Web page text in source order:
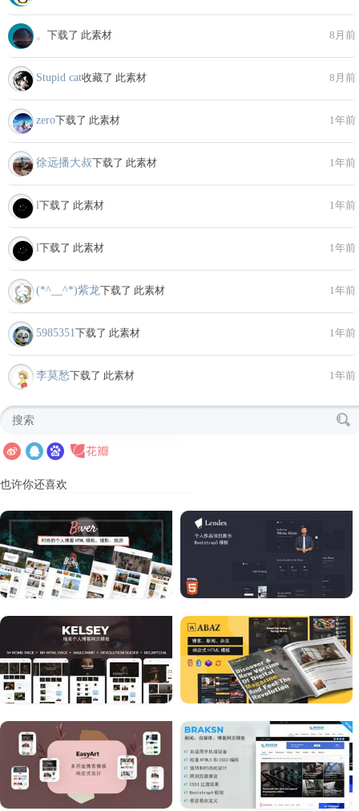
。 下载了 此素材 8月前
Stupid cat收藏了 此素材 8月前
zero下载了 此素材 1年前
徐远播大叔下载了 此素材 1年前
l下载了 此素材 1年前
l下载了 此素材 1年前
(*^__^*)紫龙下载了 此素材 1年前
5985351下载了 此素材 1年前
李莫愁下载了 此素材 1年前
也许你还喜欢